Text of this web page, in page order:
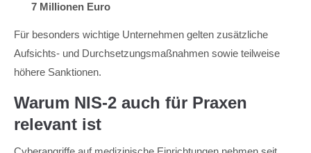
7 Millionen Euro
Für besonders wichtige Unternehmen gelten zusätzliche
Aufsichts- und Durchsetzungsmaßnahmen sowie teilweise
höhere Sanktionen.
Warum NIS-2 auch für Praxen
relevant ist